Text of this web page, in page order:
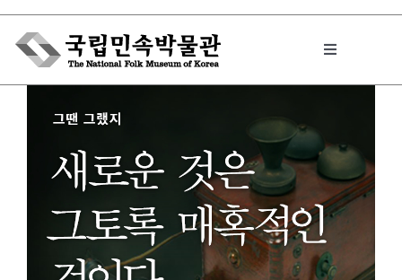
Skip
content
Toggle
박물관에서는
민속이야기
민속 인사이드